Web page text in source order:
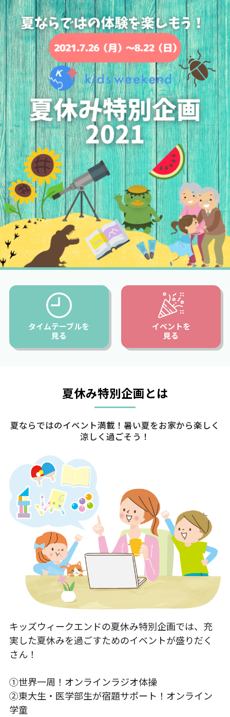
タイムテーブルを
見る
イベントを
見る
夏休み特別企画とは
夏ならではのイベント満載！暑い夏をお家から楽しく
涼しく過ごそう！
キッズウィークエンドの夏休み特別企画では、充
実した夏休みを過ごすためのイベントが盛りだく
さん！
①世界一周！オンラインラジオ体操
②東大生・医学部生が宿題サポート！オンライン
学童